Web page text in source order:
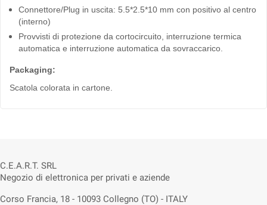
Connettore/Plug in uscita: 5.5*2.5*10 mm con positivo al centro
(interno)
Provvisti di protezione da cortocircuito, interruzione termica
automatica e interruzione automatica da sovraccarico.
Packaging:
Scatola colorata in cartone.
C.E.A.R.T. SRL
Negozio di elettronica per privati e aziende
Corso Francia, 18 - 10093 Collegno (TO) - ITALY